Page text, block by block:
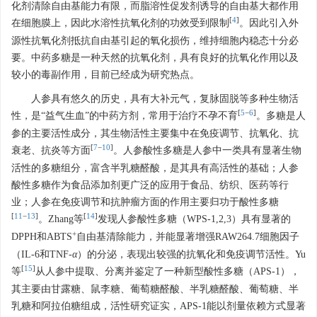
化剂清除自由基能力有限，而脂溶性促发剂诱导的自由基大都作用
在细胞膜上，因此水溶性抗氧化剂的功效受到限制 [4] 。因此引入外
源性抗氧化剂抵抗自由基引起的氧化损伤，维持细胞内稳态十分必
要。中药多糖是一种天然的抗氧化剂，具有良好的抗氧化作用以及
较小的毒副作用，目前已经成为研究热点。
人参具有悠久的历史，具有大补元气，复脉固脱等多种生物活
性，是“益气生血”的中药方剂，常用于治疗不孕不育[5−6] 。多糖是人
参的主要活性成分，其生物活性主要集中在免疫调节、抗氧化、抗
衰老、抗炎等方面[7−10] 。人参酸性多糖是人参中一类具有显著生物
活性的多糖组分，富含半乳糖醛酸，是其具有高活性的基础；人参
酸性多糖作为食品添加剂更广泛的应用于食品、纺织、医药等行
业；人参在免疫调节和抗肿瘤方面的作用主要归功于酸性多糖
[11 −13] 。Zhang等[14]发现人参酸性多糖（WPS-1,2,3）具有显著的
DPPH和ABTS+自由基清除能力，并能显著增强RAW264.7细胞因子
（IL-6和TNF-α）的分泌，表现出较强的抗氧化和免疫调节活性。Yu
等[15] 从人参中提取、分离并鉴定了一种新型酸性多糖（APS-1），
其主要由甘露糖、鼠李糖、葡萄糖醛酸、半乳糖醛酸、葡萄糖、半
乳糖和阿拉伯糖组成，活性研究证实，APS-1能以剂量依赖方式显著